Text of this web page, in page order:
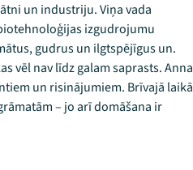
un industriju. Viņa vada
izgudrojumu
gudrus un ilgtspējīgus un.
vēl nav līdz galam saprasts. Anna
un risinājumiem. Brīvajā laikā
– jo arī domāšana ir